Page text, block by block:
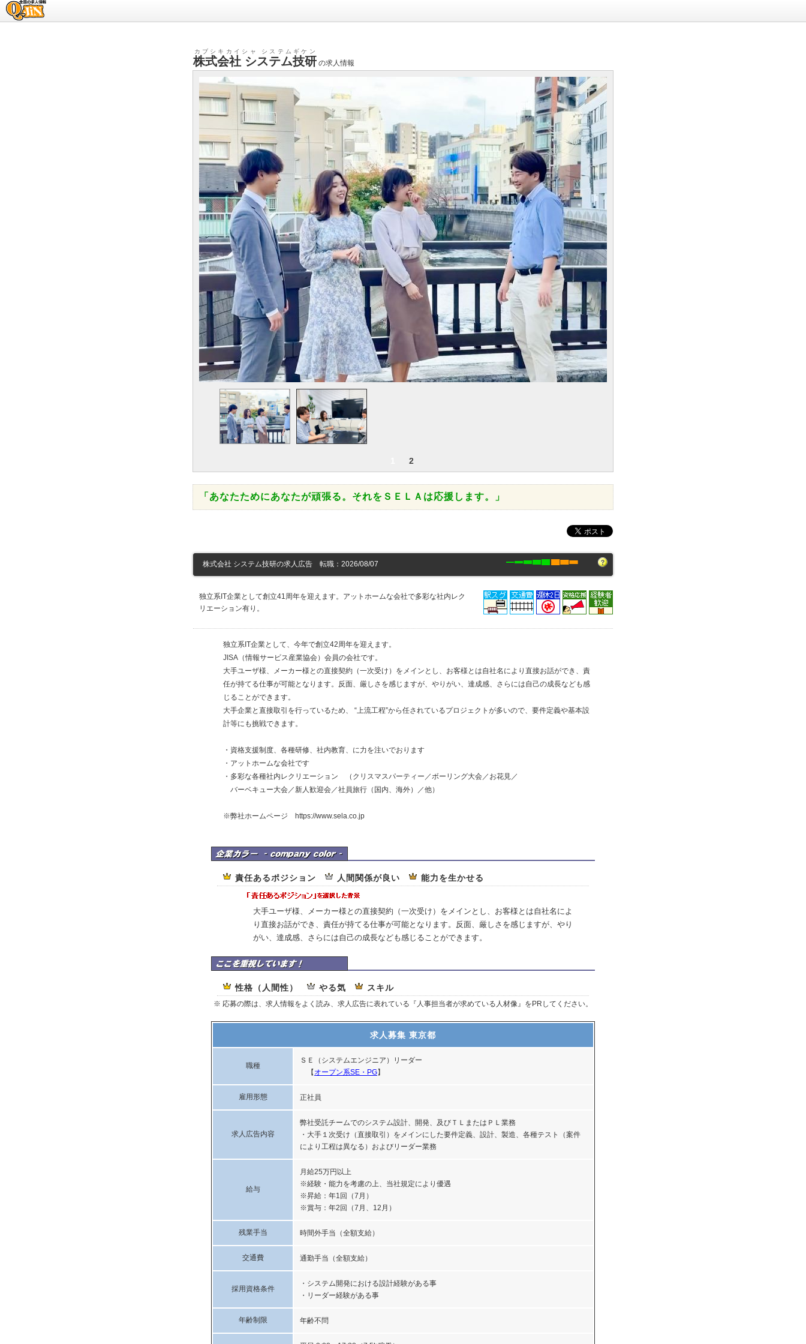
株式会社 システム技研
カブシキカイシャ システムギケン
の求人情報
求人情報のQ-JiN
2
「あなたためにあなたが頑張る。それをＳＥＬＡは応援します。」
株式会社 システム技研の求人広告 転職：2026/08/07
独立系IT企業として創立41周年を迎えます。アットホームな会社で多彩な社内レク
リエーション有り。
独立系IT企業として、今年で創立42周年を迎えます。
JISA（情報サービス産業協会）会員の会社です。
大手ユーザ様、メーカー様との直接契約（一次受け）をメインとし、お客様とは自社名により直接お話ができ、責
任が持てる仕事が可能となります。反面、厳しさを感じますが、やりがい、達成感、さらには自己の成長なども感
じることができます。
大手企業と直接取引を行っているため、 “上流工程”から任されているプロジェクトが多いので、要件定義や基本設
計等にも挑戦できます。
・資格支援制度、各種研修、社内教育、に力を注いでおります
・アットホームな会社です
・多彩な各種社内レクリエーション （クリスマスパーティー／ボーリング大会／お花見／
バーベキュー大会／新人歓迎会／社員旅行（国内、海外）／他）
※弊社ホームページ https://www.sela.co.jp
株式会社 システム技研の企業カラー
責任あるポジション 人間関係が良い 能力を生かせる
大手ユーザ様、メーカー様との直接契約（一次受け）をメインとし、お客様とは自社名によ
り直接お話ができ、責任が持てる仕事が可能となります。反面、厳しさを感じますが、やり
がい、達成感、さらには自己の成長なども感じることができます。
株式会社 システム技研はここを重視しています
性格（人間性） やる気 スキル
※ 応募の際は、求人情報をよく読み、求人広告に表れている『人事担当者が求めている人材像』をPRしてください。
求人募集 東京都
職種
ＳＥ（システムエンジニア）リーダー
【 オープン系SE・PG】
雇用形態 正社員
求人広告内容
弊社受託チームでのシステム設計、開発、及びＴＬまたはＰＬ業務
・大手１次受け（直接取引）をメインにした要件定義、設計、製造、各種テスト（案件
により工程は異なる）およびリーダー業務
給与
月給25万円以上
※経験・能力を考慮の上、当社規定により優遇
※昇給：年1回（7月）
※賞与：年2回（7月、12月）
残業手当 時間外手当（全額支給）
交通費 通勤手当（全額支給）
採用資格条件
・システム開発における設計経験がある事
・リーダー経験がある事
年齢制限 年齢不問